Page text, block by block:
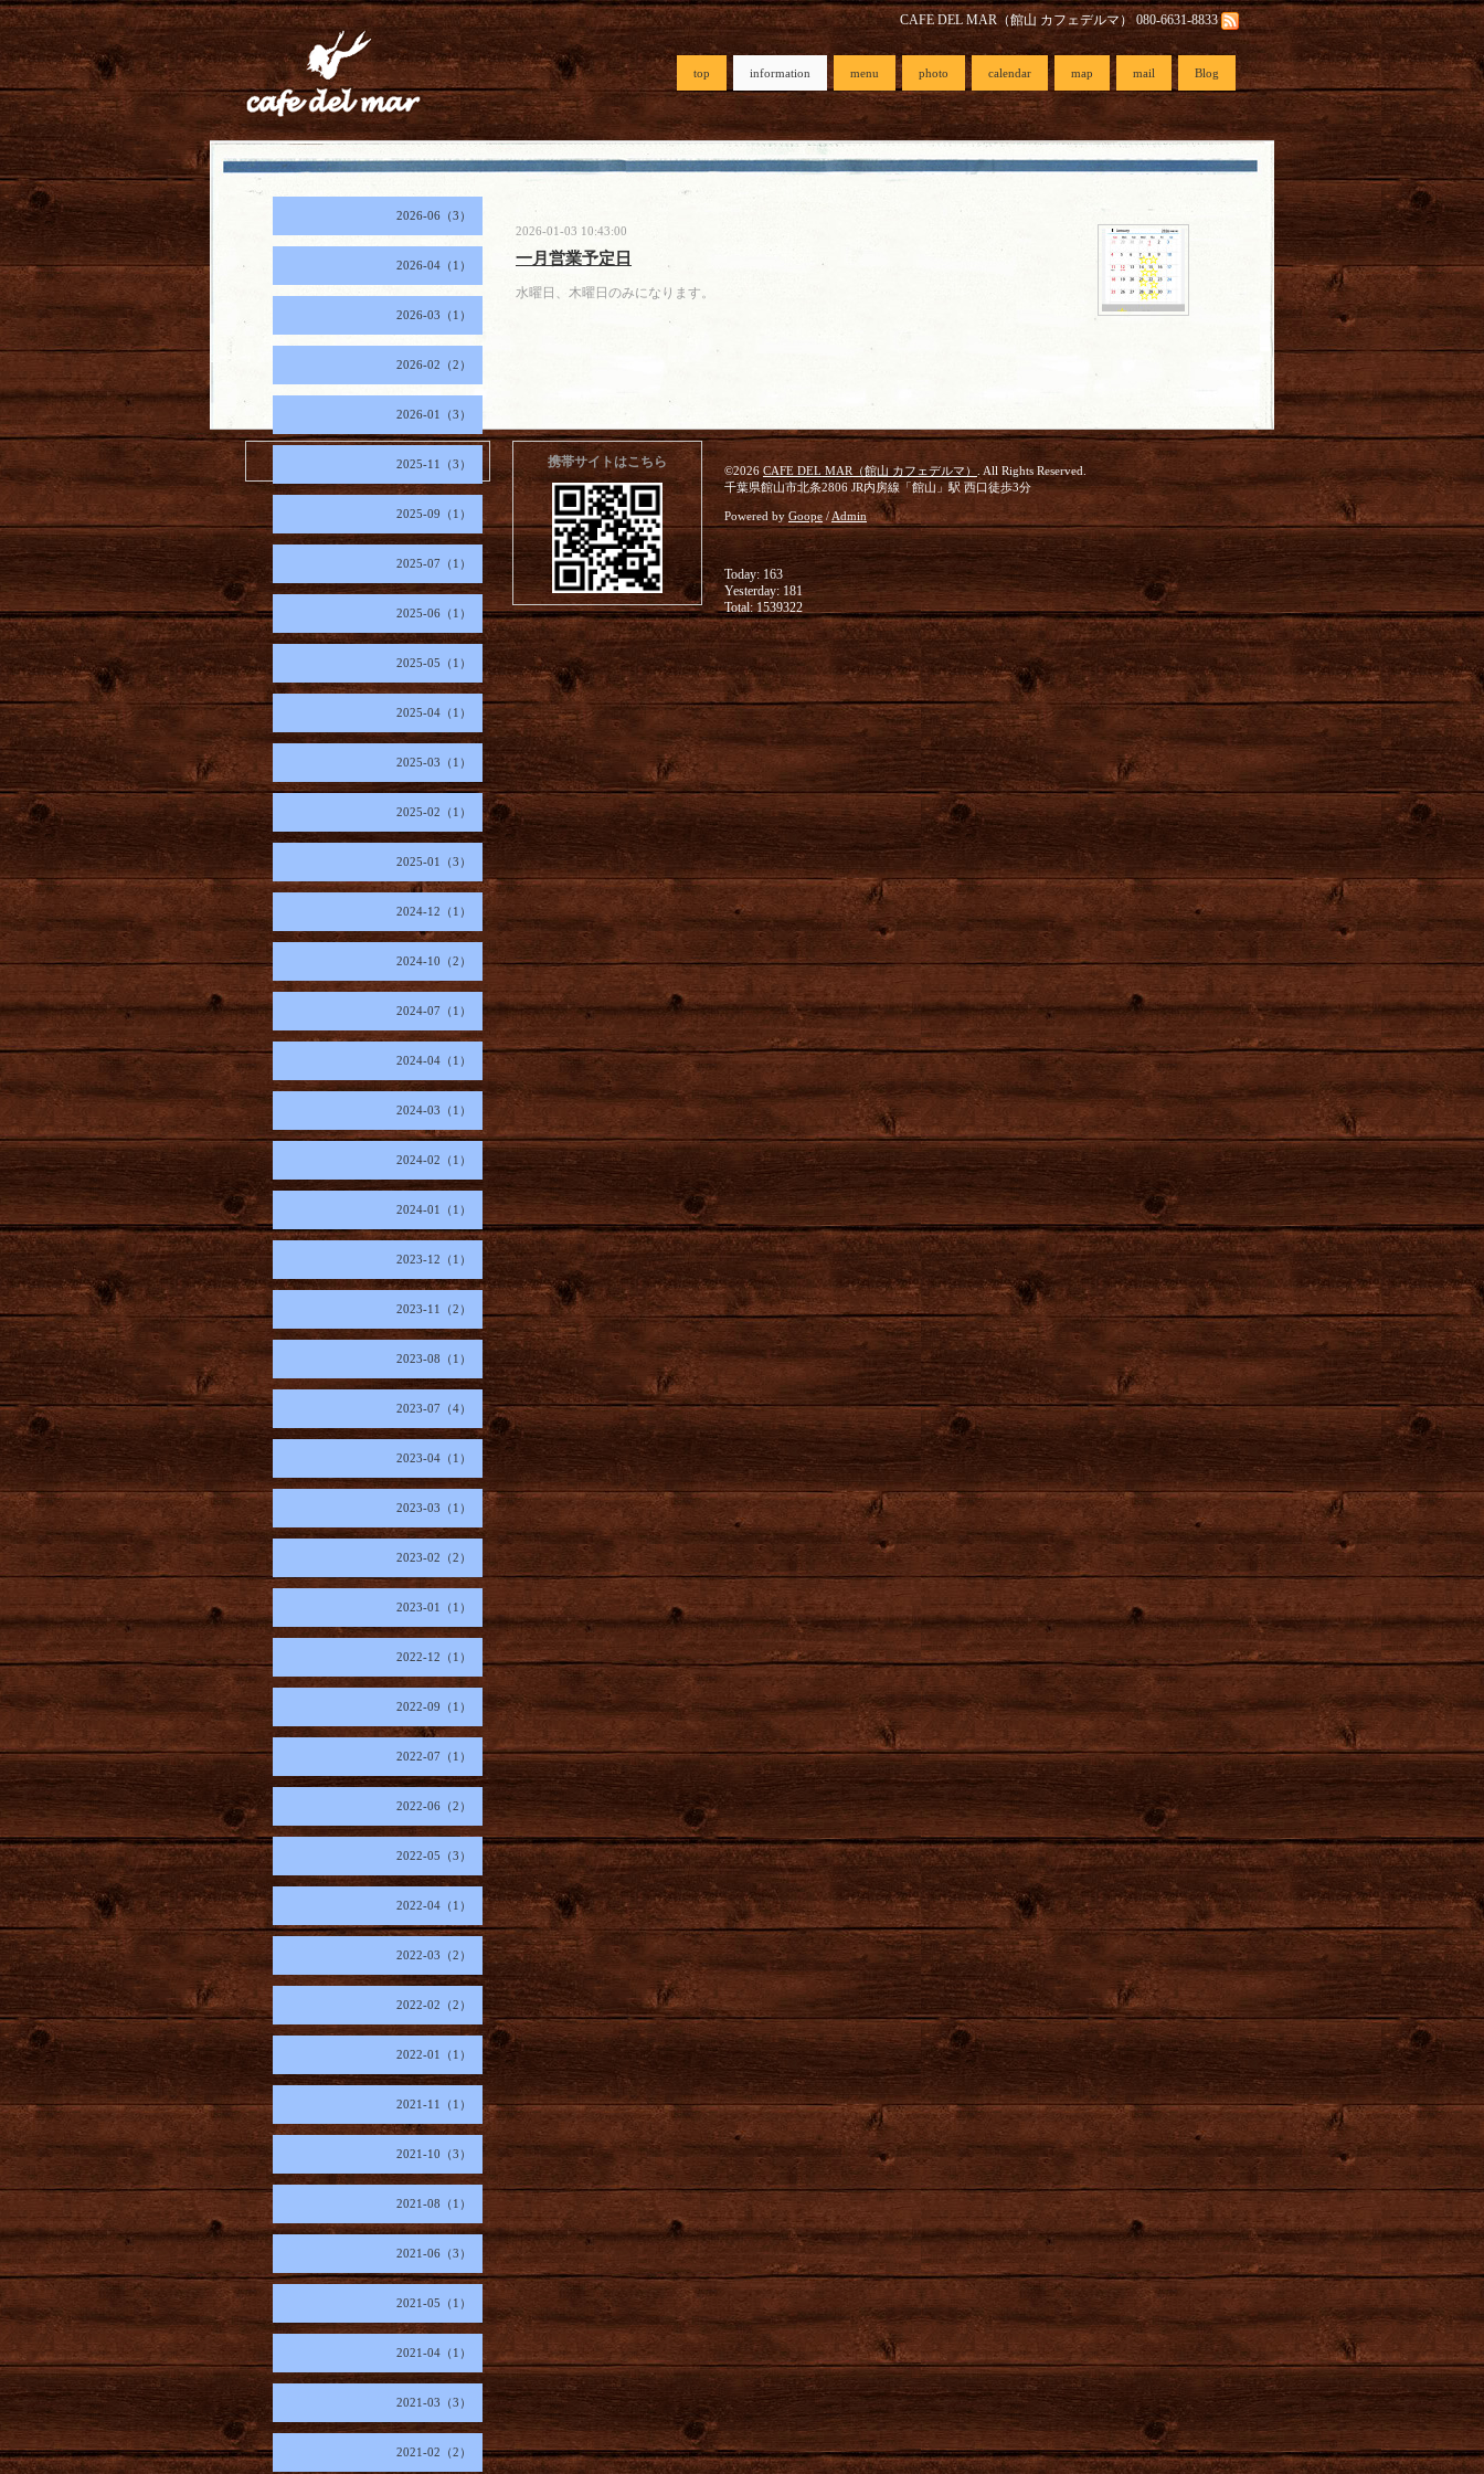
CAFE DEL MAR（館山 カフェデルマ） 080-6631-8833
top information menu photo calendar map mail Blog
2026-06（3）
2026-04（1）
2026-03（1）
2026-02（2）
2026-01（3）
2025-11（3）
2025-09（1）
2025-07（1）
2025-06（1）
2025-05（1）
2025-04（1）
2025-03（1）
2025-02（1）
2025-01（3）
2024-12（1）
2024-10（2）
2024-07（1）
2024-04（1）
2024-03（1）
2024-02（1）
2024-01（1）
2023-12（1）
2023-11（2）
2023-08（1）
2023-07（4）
2023-04（1）
2023-03（1）
2023-02（2）
2023-01（1）
2022-12（1）
2022-09（1）
2022-07（1）
2022-06（2）
2022-05（3）
2022-04（1）
2022-03（2）
2022-02（2）
2022-01（1）
2021-11（1）
2021-10（3）
2021-08（1）
2021-06（3）
2021-05（1）
2021-04（1）
2021-03（3）
2021-02（2）
2026-01-03 10:43:00
一月営業予定日
水曜日、木曜日のみになります。
2026.08.08 Saturday 携帯サイトはこちら
©2026 CAFE DEL MAR（館山 カフェデルマ）
. All Rights Reserved.
千葉県館山市北条2806 JR内房線「館山」駅 西口徒歩3分
Powered by Goope / Admin
Today: 163
Yesterday: 181
Total: 1539322